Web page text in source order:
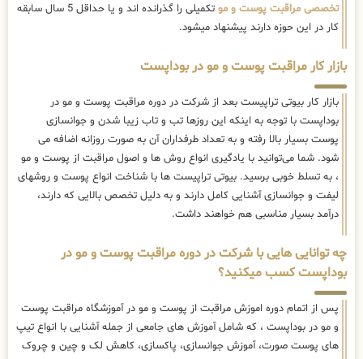
تخصصی مراقبت پوست و مو
تکمیلی را گذرانده اند و یا حداقل 5 سال سابقه
کار در این حوزه دارند پیشنهاد میشود.
بازار کار مراقبت پوست و مو در بوداپست
بازار کار بیوتی تراپیست بعد از شرکت در دوره مراقبت پوست و مو در
بوداپست با توجه به اینکه این روزها تب و تاب زیبا شدن و جوانسازی
پوست بسیار بالا رفته و به تعداد طرفداران آن به صورت روزانه اضافه می
شود. شما می‌توانید با یادگیری انواع روش ها و اصول مراقبت از پوست و مو
، به تسلط خوبی برسید. بیوتی تراپیست ها با شناخت انواع پوست و روشهای
لیفت و جوانسازی آشنایی کامل دارند و به دلیل تخصص بالایی که دارند،
درآمد بسیار مناسبی هم خواهند داشت.
چه توانایی هایی با شرکت در دوره مراقبت پوست و مو در
بوداپست کسب میکنید؟
پس از اتمام دوره اموزش مراقبت از پوست و مو در آموزشگاه مراقبت پوست
و مو در بوداپست ، که شامل آموزش های جامعی از جمله آشنایی با انواع تیپ
های پوست صورت، آموزش جوانسازی، پاکسازی، کاهش لک و چین و چروک